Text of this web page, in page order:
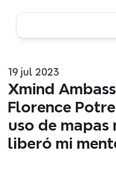
19 jul 2023
Xmind
Florence
uso de mapas
liberó mi